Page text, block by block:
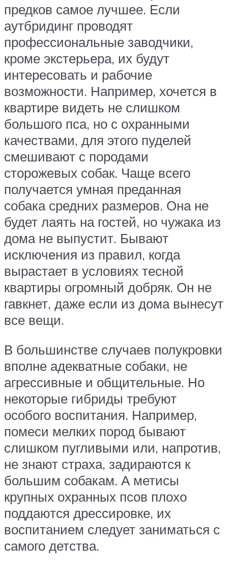
предков самое лучшее. Если
аутбридинг проводят
профессиональные заводчики,
кроме экстерьера, их будут
интересовать и рабочие
возможности. Например, хочется в
квартире видеть не слишком
большого пса, но с охранными
качествами, для этого пуделей
смешивают с породами
сторожевых собак. Чаще всего
получается умная преданная
собака средних размеров. Она не
будет лаять на гостей, но чужака из
дома не выпустит. Бывают
исключения из правил, когда
вырастает в условиях тесной
квартиры огромный добряк. Он не
гавкнет, даже если из дома вынесут
все вещи.
В большинстве случаев полукровки
вполне адекватные собаки, не
агрессивные и общительные. Но
некоторые гибриды требуют
особого воспитания. Например,
помеси мелких пород бывают
слишком пугливыми или, напротив,
не знают страха, задираются к
большим собакам. А метисы
крупных охранных псов плохо
поддаются дрессировке, их
воспитанием следует заниматься с
самого детства.